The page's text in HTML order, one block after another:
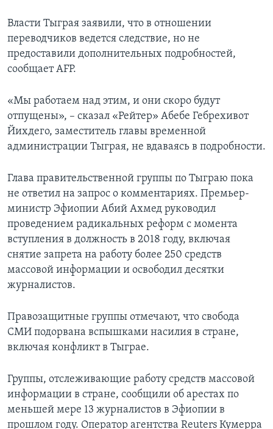
Власти Тыграя заявили, что в отношении
переводчиков ведется следствие, но не
предоставили дополнительных подробностей,
сообщает AFP.
«Мы работаем над этим, и они скоро будут
отпущены», – сказал «Рейтер» Абебе Гебрехивот
Йихдего, заместитель главы временной
администрации Тыграя, не вдаваясь в подробности.
Глава правительственной группы по Тыграю пока
не ответил на запрос о комментариях. Премьер-
министр Эфиопии Абий Ахмед руководил
проведением радикальных реформ с момента
вступления в должность в 2018 году, включая
снятие запрета на работу более 250 средств
массовой информации и освободил десятки
журналистов.
Правозащитные группы отмечают, что свобода
СМИ подорвана вспышками насилия в стране,
включая конфликт в Тыграе.
Группы, отслеживающие работу средств массовой
информации в стране, сообщили об арестах по
меньшей мере 13 журналистов в Эфиопии в
прошлом году. Оператор агентства Reuters Кумерра